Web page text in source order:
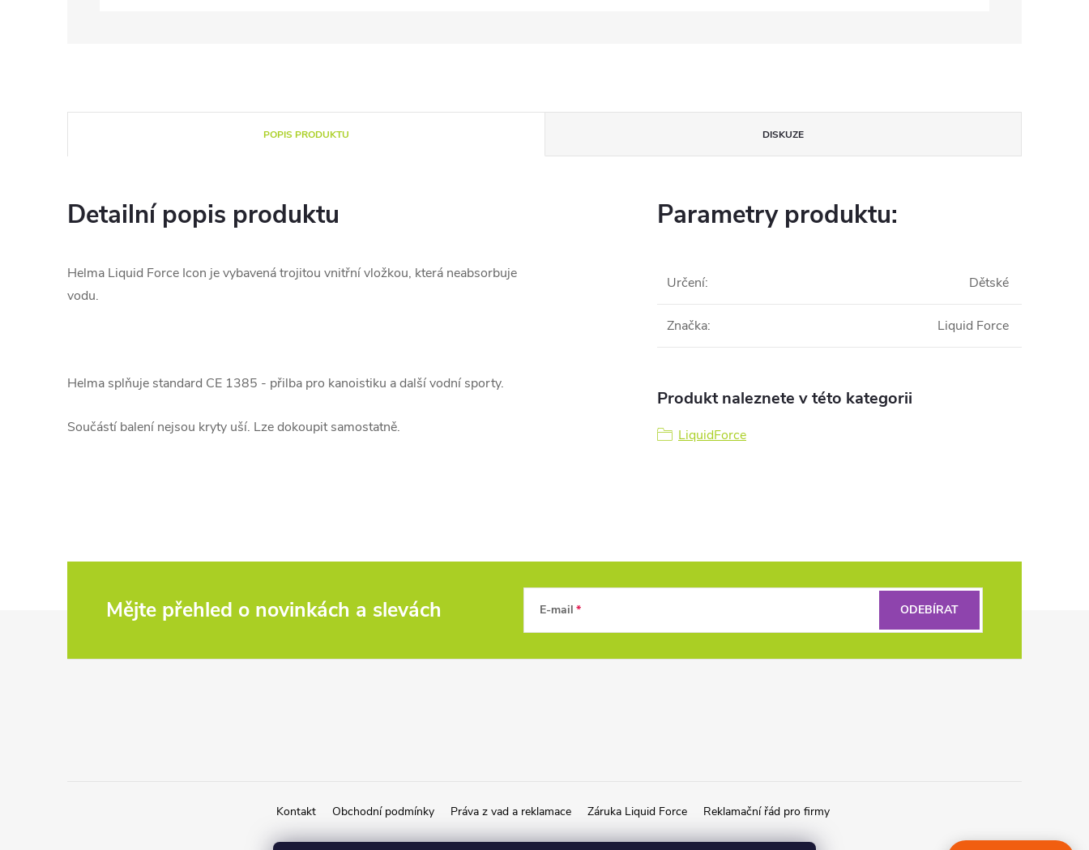
POPIS PRODUKTU DISKUZE
Detailní popis produktu
Helma Liquid Force Icon je vybavená trojitou vnitřní vložkou, která neabsorbuje
vodu.
Helma splňuje standard CE 1385 - přilba pro kanoistiku a další vodní sporty.
Součástí balení nejsou kryty uší. Lze dokoupit samostatně.
Parametry produktu:
Určení: Dětské
Značka: Liquid Force
Produkt naleznete v této kategorii
LiquidForce
Mějte přehled o novinkách a slevách E-mail ODEBÍRAT
Kontakt Obchodní podmínky Práva z vad a reklamace Záruka Liquid Force Reklamační řád pro firmy